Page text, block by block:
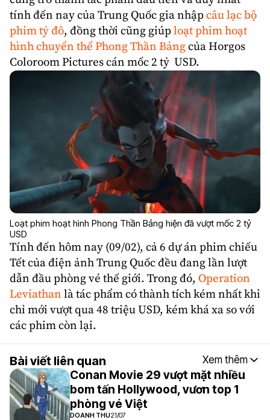
tính đến nay của Trung Quốc gia nhậpcâu lạc bộ
phim tỷ đô, đồng thời cũng giúploạt phim hoạt
hình chuyển thể Phong Thần BảngcủaHorgos
Coloroom Picturescán mốc 2 tỷ USD.
Loạt phim hoạt hình Phong Thần Bảng hiện đã vượt mốc 2 tỷ
USD
Tính đến hôm nay (09/02), cả 6 dự án phim chiếu
Tết của điện ảnh Trung Quốc đều đang lần lượt
dẫn đầu phòng vé thế giới. Trong đó, Operation
Leviathan là tác phẩm có thành tích kém nhất khi
chỉ mới vượt qua 48 triệu USD, kém khá xa so với
các phim còn lại.
Bài viết liên quan Xem thêm
Conan Movie 29 vượt mặt nhiều
bom tấn Hollywood, vươn top 1
phòng vé Việt
DOANH THU21/07